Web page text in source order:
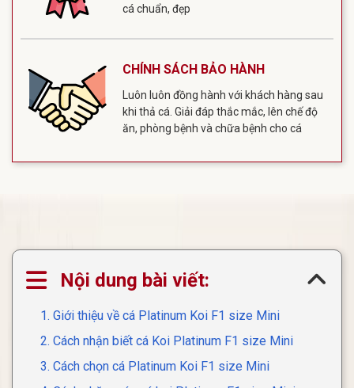
cá chuẩn, đẹp
CHÍNH SÁCH BẢO HÀNH
Luôn luôn đồng hành với khách hàng sau
khi thả cá. Giải đáp thắc mắc, lên chế độ
ăn, phòng bệnh và chữa bệnh cho cá
Nội dung bài viết:
1. Giới thiệu về cá Platinum Koi F1 size Mini
2. Cách nhận biết cá Koi Platinum F1 size Mini
3. Cách chọn cá Platinum Koi F1 size Mini